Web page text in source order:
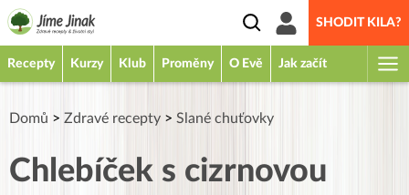
SHODIT KILA?
Recepty Kurzy Klub Proměny O Evě Jak začít
Domů > Zdravé recepty > Slané chuťovky
Chlebíček s cizrnovou